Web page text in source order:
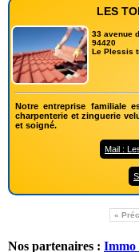
LES
33 avenue
94420
Le Plessis
Notre entreprise familiale
charpenterie et zinguerie
et soigné.
Mail :
«
Nos partenaires : Immo